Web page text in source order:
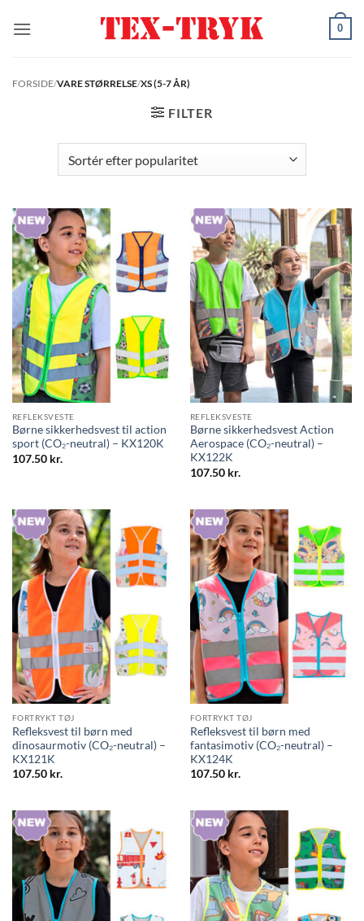
0
FORSIDE/VARE STØRRELSE/XS (5-7 ÅR)
FILTER
REFLEKSVESTE
Børne sikkerhedsvest til action
sport (CO₂-neutral) – KX120K
107.50 kr.
REFLEKSVESTE
Børne sikkerhedsvest Action
Aerospace (CO₂-neutral) –
KX122K
107.50 kr.
FORTRYKT TØJ
Refleksvest til børn med
dinosaurmotiv (CO₂-neutral) –
KX121K
107.50 kr.
FORTRYKT TØJ
Refleksvest til børn med
fantasimotiv (CO₂-neutral) –
KX124K
107.50 kr.